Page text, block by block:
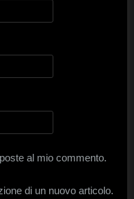
al mio commento.
di un nuovo articolo.